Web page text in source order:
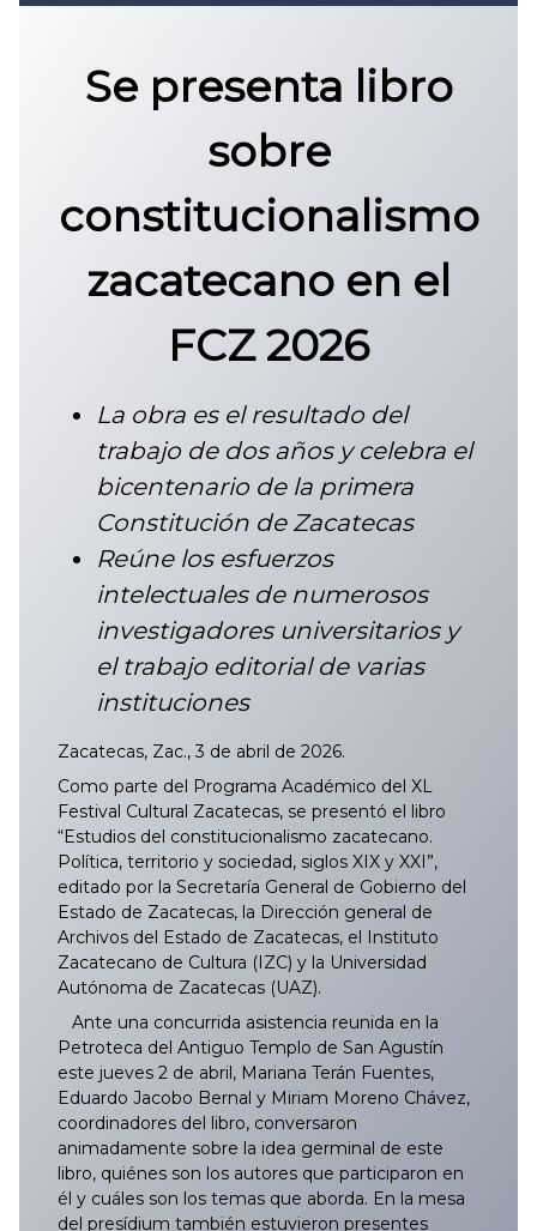
CONVOCATORIA DE INGRESO UAZ
Se presenta libro
sobre
constitucionalismo
zacatecano en el
FCZ 2026
La obra es el resultado del
trabajo de dos años y celebra el
bicentenario de la primera
Constitución de Zacatecas
Reúne los esfuerzos
intelectuales de numerosos
investigadores universitarios y
el trabajo editorial de varias
instituciones
Zacatecas, Zac., 3 de abril de 2026.
Como parte del Programa Académico del XL
Festival Cultural Zacatecas, se presentó el libro
“Estudios del constitucionalismo zacatecano.
Política, territorio y sociedad, siglos XIX y XXI”,
editado por la Secretaría General de Gobierno del
Estado de Zacatecas, la Dirección general de
Archivos del Estado de Zacatecas, el Instituto
Zacatecano de Cultura (IZC) y la Universidad
Autónoma de Zacatecas (UAZ).
Ante una concurrida asistencia reunida en la
Petroteca del Antiguo Templo de San Agustín
este jueves 2 de abril, Mariana Terán Fuentes,
Eduardo Jacobo Bernal y Miriam Moreno Chávez,
coordinadores del libro, conversaron
animadamente sobre la idea germinal de este
libro, quiénes son los autores que participaron en
él y cuáles son los temas que aborda. En la mesa
del presídium también estuvieron presentes